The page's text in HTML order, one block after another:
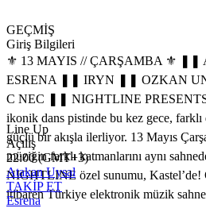
GEÇMİŞ
Giriş Bilgileri
⚜️ 13 MAYIS // ÇARŞAMBA ⚜️ ❚❚
ESRENA ❚❚ IRYN ❚❚ OZKAN
C NEC ❚❚ NIGHTLINE PRESENTS
ikonik dans pistinde bu kez gece,
güçlü bir akışla ilerliyor. 13 Mayıs
müziğin farklı katmanlarını aynı
NIGHTLINE özel sunumu, Kastel’de!
itibaren Türkiye elektronik müzik
Line Up
Açılış
22:00 (GMT+3)
Atakan Uysal
TAKİP ET
Esrena